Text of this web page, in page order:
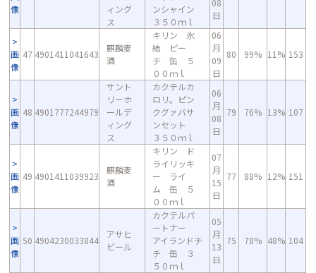
像
ィング
ス
ンシャイン
３５０ｍｌ
08
日
画
像
47 4901411041643
麒麟麦
酒
キリン 氷
結 ピー
チ 缶 ５
００ｍｌ
06
月
09
日
80 99% 11% 153
画
像
48 4901777244979
サント
リーホ
ールデ
ィング
ス
カクテルカ
ロリ。ピン
クグァバサ
ンセット
３５０ｍｌ
06
月
08
日
79 76% 13% 107
画
像
49 4901411039923
麒麟麦
酒
キリン ド
ライリッキ
ー ライ
ム 缶 ５
００ｍｌ
07
月
15
日
77 88% 12% 151
画
像
50 4904230033844
アサヒ
ビール
カクテルパ
ートナー
アイランドチ
チ 缶 ３
５０ｍｌ
05
月
13
日
75 78% 48% 104